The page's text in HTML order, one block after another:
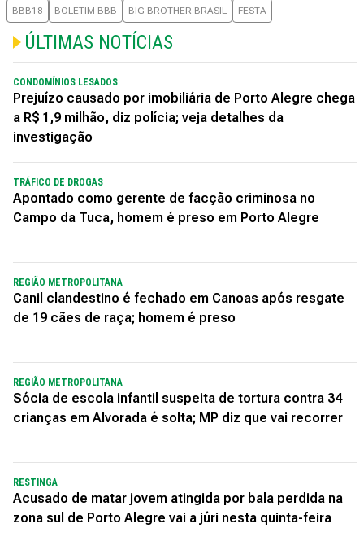
BBB18 BOLETIM BBB BIG BROTHER BRASIL FESTA
ÚLTIMAS NOTÍCIAS
CONDOMÍNIOS LESADOS
Prejuízo causado por imobiliária de Porto Alegre chega
a R$ 1,9 milhão, diz polícia; veja detalhes da
investigação
TRÁFICO DE DROGAS
Apontado como gerente de facção criminosa no
Campo da Tuca, homem é preso em Porto Alegre
REGIÃO METROPOLITANA
Canil clandestino é fechado em Canoas após resgate
de 19 cães de raça; homem é preso
REGIÃO METROPOLITANA
Sócia de escola infantil suspeita de tortura contra 34
crianças em Alvorada é solta; MP diz que vai recorrer
RESTINGA
Acusado de matar jovem atingida por bala perdida na
zona sul de Porto Alegre vai a júri nesta quinta-feira